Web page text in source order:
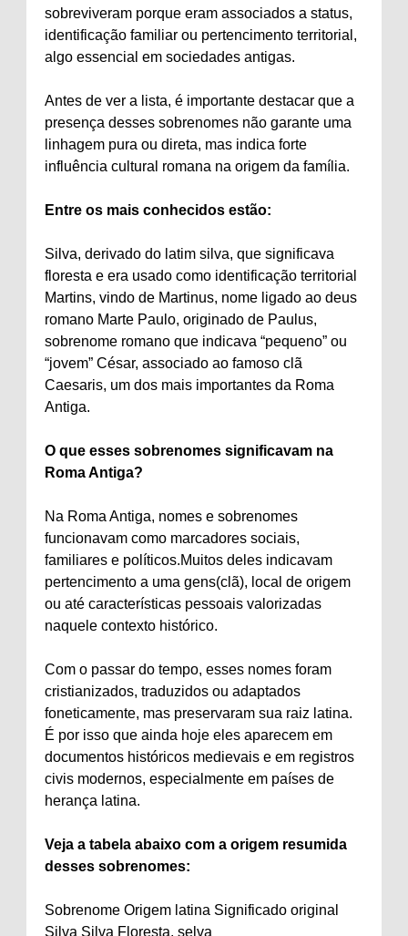
sobreviveram porque eram associados a status,
identificação familiar ou pertencimento territorial,
algo essencial em sociedades antigas.
Antes de ver a lista, é importante destacar que a
presença desses sobrenomes não garante uma
linhagem pura ou direta, mas indica forte
influência cultural romana na origem da família.
Entre os mais conhecidos estão:
Silva, derivado do latim silva, que significava
floresta e era usado como identificação territorial
Martins, vindo de Martinus, nome ligado ao deus
romano Marte Paulo, originado de Paulus,
sobrenome romano que indicava “pequeno” ou
“jovem” César, associado ao famoso clã
Caesaris, um dos mais importantes da Roma
Antiga.
O que esses sobrenomes significavam na
Roma Antiga?
Na Roma Antiga, nomes e sobrenomes
funcionavam como marcadores sociais,
familiares e políticos.Muitos deles indicavam
pertencimento a uma gens(clã), local de origem
ou até características pessoais valorizadas
naquele contexto histórico.
Com o passar do tempo, esses nomes foram
cristianizados, traduzidos ou adaptados
foneticamente, mas preservaram sua raiz latina.
É por isso que ainda hoje eles aparecem em
documentos históricos medievais e em registros
civis modernos, especialmente em países de
herança latina.
Veja a tabela abaixo com a origem resumida
desses sobrenomes:
Sobrenome Origem latina Significado original
Silva Silva Floresta, selva